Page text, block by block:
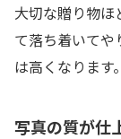
大切な贈り物ほ
て落ち着いて
は高くなります。
写真の質が仕